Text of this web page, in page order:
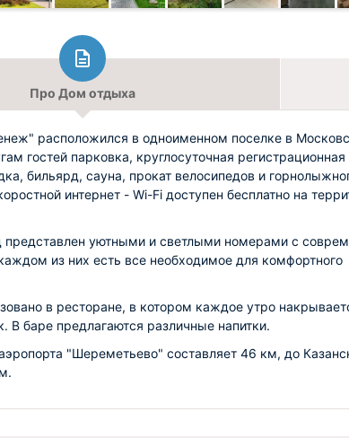
Про Дом отдыха
расположился в одноименном поселке в
гостей парковка, круглосуточная регистрационная
бильярд, сауна, прокат велосипедов и
интернет - Wi-Fi доступен бесплатно на
представлен уютными и светлыми номерами с
из них есть все необходимое для комфортного
в ресторане, в котором каждое утро
В баре предлагаются различные напитки.
"Шереметьево" составляет 46 км, до